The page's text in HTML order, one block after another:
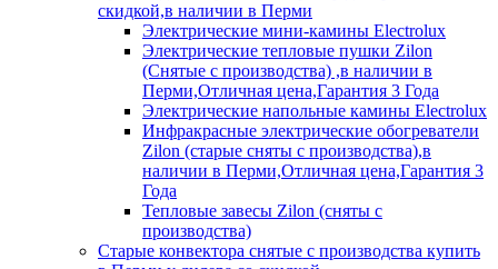
скидкой,в наличии в Перми
Электрические мини-камины Electrolux
Электрические тепловые пушки Zilon
(Снятые с производства) ,в наличии в
Перми,Отличная цена,Гарантия 3 Года
Электрические напольные камины Electrolux
Инфракрасные электрические обогреватели
Zilon (старые сняты с производства),в
наличии в Перми,Отличная цена,Гарантия 3
Года
Тепловые завесы Zilon (сняты с
производства)
Старые конвектора снятые с производства купить